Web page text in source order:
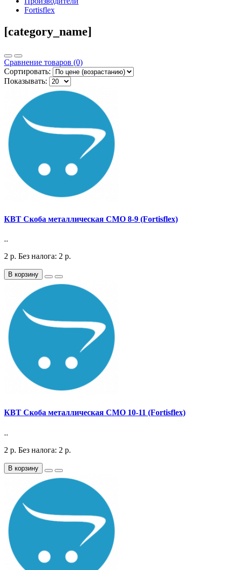
Fortisflex
[category_name]
Сравнение товаров (0)
Сортировать:
Показывать:
КВТ Скоба металлическая СМО 8-9 (Fortisflex)
..
2 р. Без налога: 2 р.
В корзину
КВТ Скоба металлическая СМО 10-11 (Fortisflex)
..
2 р. Без налога: 2 р.
В корзину